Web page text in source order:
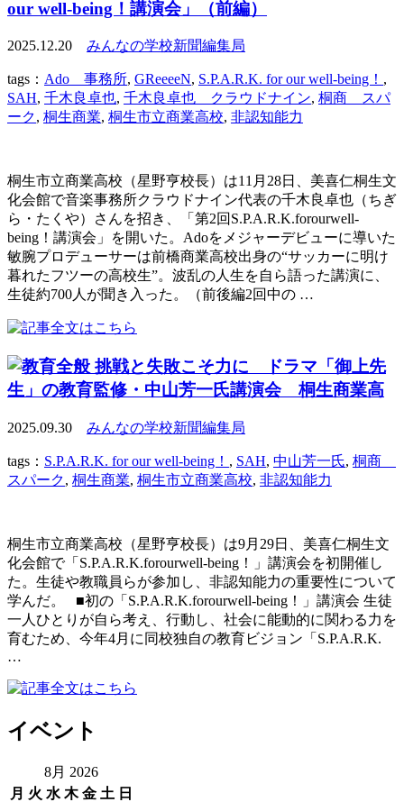
our well-being！講演会」（前編）
2025.12.20 みんなの学校新聞編集局
tags： Ado 事務所, GReeeeN, S.P.A.R.K. for our well-being！ ,
SAH, 千木良卓也, 千木良卓也 クラウドナイン, 桐商 スパ
ーク, 桐生商業, 桐生市立商業高校, 非認知能力
桐生市立商業高校（星野亨校長）は11月28日、美喜仁桐生文
化会館で音楽事務所クラウドナイン代表の千木良卓也（ちぎ
ら・たくや）さんを招き、「第2回S.P.A.R.K.forourwell-
being！講演会」を開いた。Adoをメジャーデビューに導いた
敏腕プロデューサーは前橋商業高校出身の“サッカーに明け
暮れたフツーの高校生”。波乱の人生を自ら語った講演に、
生徒約700人が聞き入った。（前後編2回中の …
挑戦と失敗こそ力に ドラマ「御上先
生」の教育監修・中山芳一氏講演会 桐生商業高
2025.09.30 みんなの学校新聞編集局
tags： S.P.A.R.K. for our well-being！ , SAH, 中山芳一氏, 桐商
スパーク, 桐生商業, 桐生市立商業高校, 非認知能力
桐生市立商業高校（星野亨校長）は9月29日、美喜仁桐生文
化会館で「S.P.A.R.K.forourwell-being！」講演会を初開催し
た。生徒や教職員らが参加し、非認知能力の重要性について
学んだ。 ■初の「S.P.A.R.K.forourwell-being！」講演会 生徒
一人ひとりが自ら考え、行動し、社会に能動的に関わる力を
育むため、今年4月に同校独自の教育ビジョン「S.P.A.R.K.
…
イベント
8月 2026
月 火 水 木 金 土 日